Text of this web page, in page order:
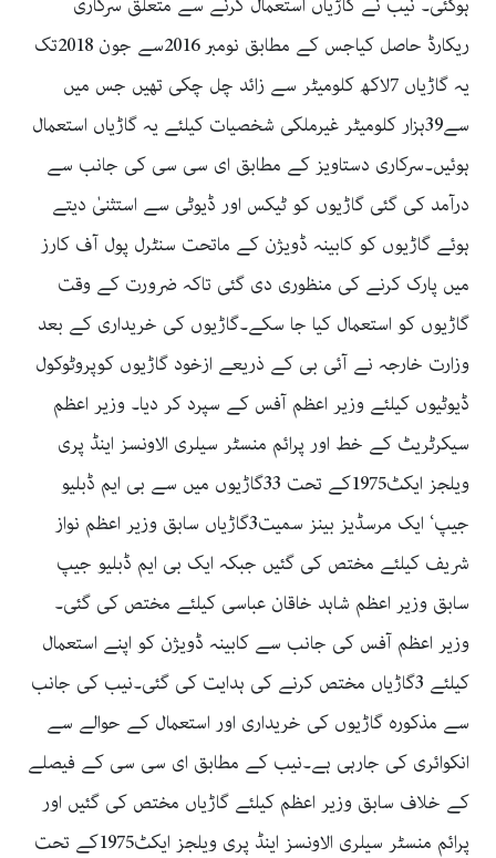
ریکارڈ حاصل کیاجس کے مطابق نومبر 2016سے جون 2018تک
یہ گاڑیاں 7لاکھ کلومیٹر سے زائد چل چکی تھیں جس میں
سے39ہزار کلومیٹر غیرملکی شخصیات کیلئے یہ گاڑیاں استعمال
ہوئیں۔سرکاری دستاویز کے مطابق ای سی سی کی جانب سے
درآمد کی گئی گاڑیوں کو ٹیکس اور ڈیوٹی سے استثنیٰ دیتے
ہوئے گاڑیوں کو کابینہ ڈویژن کے ماتحت سنٹرل پول آف کارز
میں پارک کرنے کی منظوری دی گئی تاکہ ضرورت کے وقت
گاڑیوں کو استعمال کیا جا سکے۔گاڑیوں کی خریداری کے بعد
وزارت خارجہ نے آئی بی کے ذریعے ازخود گاڑیوں کوپروٹوکول
ڈیوٹیوں کیلئے وزیر اعظم آفس کے سپرد کر دیا۔ وزیر اعظم
سیکرٹریٹ کے خط اور پرائم منسٹر سیلری الاونسز اینڈ پری
ویلجز ایکٹ1975کے تحت 33گاڑیوں میں سے بی ایم ڈبلیو
جیپ‘ ایک مرسڈیز بینز سمیت3گاڑیاں سابق وزیر اعظم نواز
شریف کیلئے مختص کی گئیں جبکہ ایک بی ایم ڈبلیو جیپ
سابق وزیر اعظم شاہد خاقان عباسی کیلئے مختص کی گئی۔
وزیر اعظم آفس کی جانب سے کابینہ ڈویژن کو اپنے استعمال
کیلئے 3گاڑیاں مختص کرنے کی ہدایت کی گئی۔نیب کی جانب
سے مذکورہ گاڑیوں کی خریداری اور استعمال کے حوالے سے
انکوائری کی جارہی ہے۔نیب کے مطابق ای سی سی کے فیصلے
کے خلاف سابق وزیر اعظم کیلئے گاڑیاں مختص کی گئیں اور
پرائم منسٹر سیلری الاونسز اینڈ پری ویلجز ایکٹ1975کے تحت